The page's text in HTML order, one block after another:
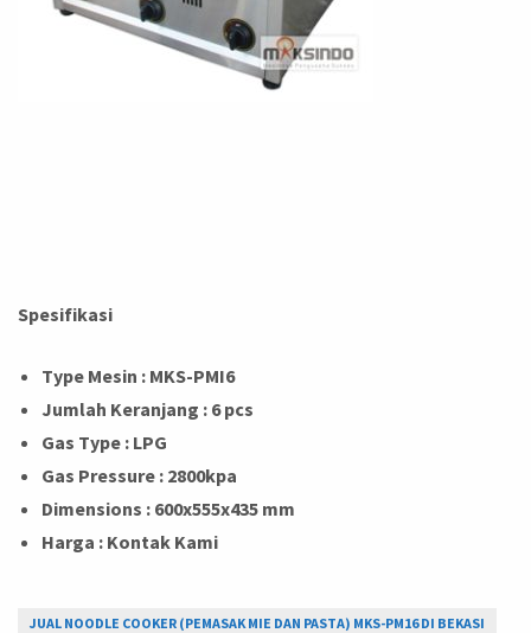
Spesifikasi
Type Mesin : MKS-PMI6
Jumlah Keranjang : 6 pcs
Gas Type : LPG
Gas Pressure : 2800kpa
Dimensions : 600x555x435 mm
Harga : Kontak Kami
JUAL NOODLE COOKER (PEMASAK MIE DAN PASTA) MKS-PM16 DI BEKASI